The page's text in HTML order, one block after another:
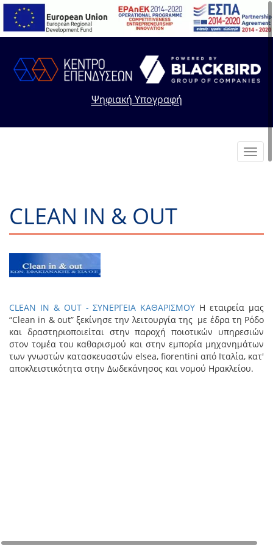
Ψηφιακή Υπογραφή
CLEAN IN & OUT
CLEAN IN & OUT - ΣΥΝΕΡΓΕΙΑ ΚΑΘΑΡΙΣΜΟΥ H εταιρεία μας
“Clean in & out” ξεκίνησε την λειτουργία της με έδρα τη Ρόδο
και δραστηριοποιείται στην παροχή ποιοτικών υπηρεσιών
στον τομέα του καθαρισμού και στην εμπορία μηχανημάτων
των γνωστών κατασκευαστών elsea, fiorentini από Ιταλία, κατ'
αποκλειστικότητα στην Δωδεκάνησος και νομού Ηρακλείου.